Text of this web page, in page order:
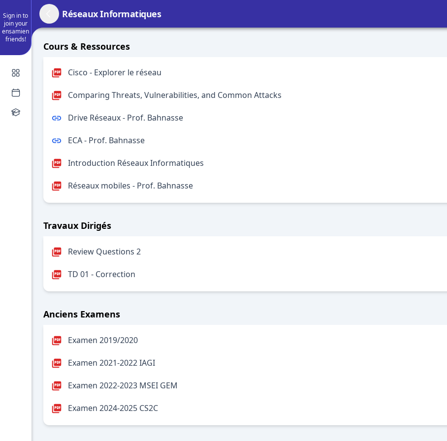
Sign in to
join your
ensamien
friends!
Réseaux Informatiques
Cours & Ressources
Cisco - Explorer le réseau
Comparing Threats, Vulnerabilities, and Common Attacks
Drive Réseaux - Prof. Bahnasse
ECA - Prof. Bahnasse
Introduction Réseaux Informatiques
Réseaux mobiles - Prof. Bahnasse
Travaux Dirigés
Review Questions 2
TD 01 - Correction
Anciens Examens
Examen 2019/2020
Examen 2021-2022 IAGI
Examen 2022-2023 MSEI GEM
Examen 2024-2025 CS2C